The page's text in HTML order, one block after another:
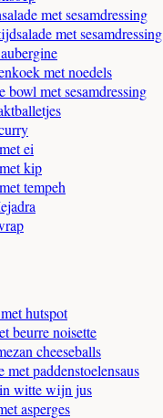
met sesamdressing
met sesamdressing
met noedels
bowl met sesamdressing
ei
kip
tempeh
hutspot
beurre noisette
cheeseballs
met paddenstoelensaus
witte wijn jus
asperges